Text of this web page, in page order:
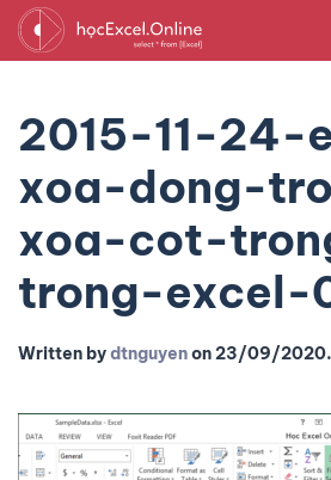
2015-11-24-
xoa-dong-
xoa-cot-
trong-excel-
Written bydtnguyenon23/09/2020.